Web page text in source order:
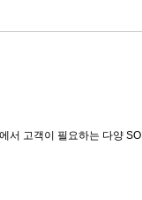
서 고객이 필요하는 다양